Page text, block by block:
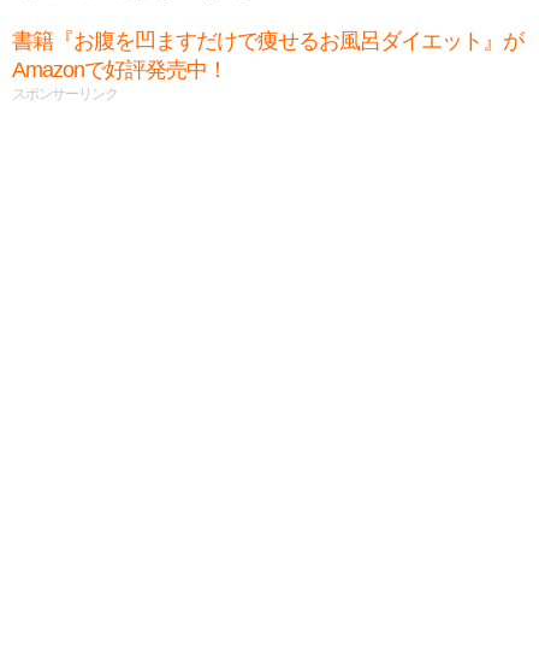
書籍『お腹を凹ますだけで痩せるお風呂ダイエット』が
Amazonで好評発売中！
スポンサーリンク